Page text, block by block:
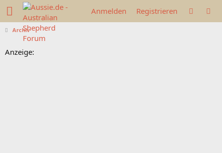
Anmelden Registrieren
Archiv
Anzeige: